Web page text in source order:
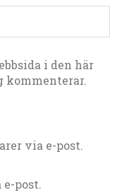
i den här
kommenterar.
via e-post.
post.